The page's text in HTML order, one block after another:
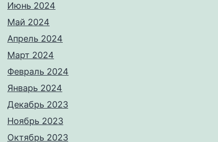
Июнь 2024
Май 2024
Апрель 2024
Март 2024
Февраль 2024
Январь 2024
Декабрь 2023
Ноябрь 2023
Октябрь 2023